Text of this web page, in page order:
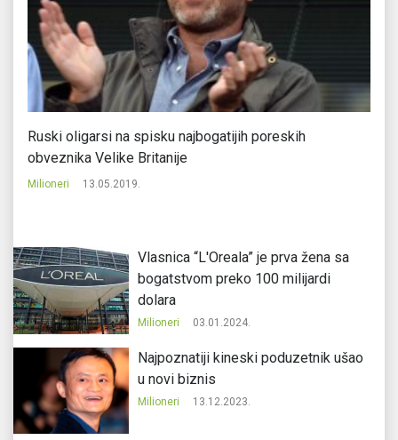
Ruski oligarsi na spisku najbogatijih poreskih
obveznika Velike Britanije
Milioneri 13.05.2019.
Vlasnica “L'Oreala” je prva žena sa
bogatstvom preko 100 milijardi
dolara
Milioneri 03.01.2024.
Najpoznatiji kineski poduzetnik ušao
u novi biznis
Milioneri 13.12.2023.